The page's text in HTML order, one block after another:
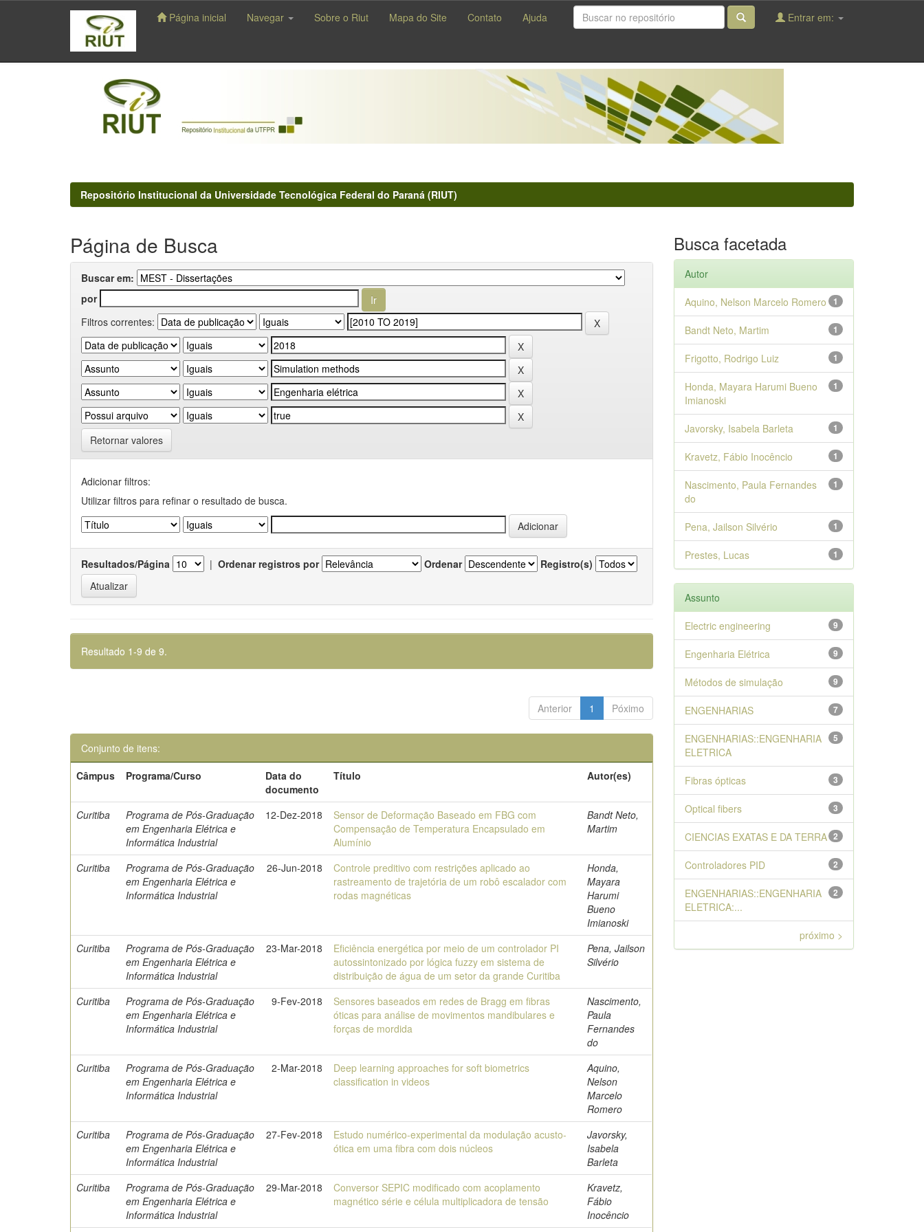
navigation
Página inicial Navegar Sobre o Riut Mapa do Site Contato Ajuda Entrar em:
Repositório Institucional da Universidade Tecnológica Federal do Paraná (RIUT)
Página de Busca
Buscar em:
por
Filtros correntes:
Retornar valores
Adicionar filtros:
Utilizar filtros para refinar o resultado de busca.
Resultados/Página | Ordenar registros por Ordenar Registro(s)
Resultado 1-9 de 9.
Anterior 1 Póximo
Conjunto de itens:
Câmpus
Programa/Curso
Data do
documento
Título Autor(es)
Curitiba
Programa de Pós-Graduação
em Engenharia Elétrica e
Informática Industrial
12-Dez-2018
Sensor de Deformação Baseado em FBG com
Compensação de Temperatura Encapsulado em
Alumínio
Bandt Neto,
Martim
Curitiba
Programa de Pós-Graduação
em Engenharia Elétrica e
Informática Industrial
26-Jun-2018
Controle preditivo com restrições aplicado ao
rastreamento de trajetória de um robô escalador com
rodas magnéticas
Honda,
Mayara
Harumi
Bueno
Imianoski
Curitiba
Programa de Pós-Graduação
em Engenharia Elétrica e
Informática Industrial
23-Mar-2018
Eficiência energética por meio de um controlador PI
autossintonizado por lógica fuzzy em sistema de
distribuição de água de um setor da grande Curitiba
Pena, Jailson
Silvério
Curitiba
Programa de Pós-Graduação
em Engenharia Elétrica e
Informática Industrial
9-Fev-2018
Sensores baseados em redes de Bragg em fibras
óticas para análise de movimentos mandibulares e
forças de mordida
Nascimento,
Paula
Fernandes
do
Curitiba
Programa de Pós-Graduação
em Engenharia Elétrica e
Informática Industrial
2-Mar-2018
Deep learning approaches for soft biometrics
classification in videos
Aquino,
Nelson
Marcelo
Romero
Curitiba
Programa de Pós-Graduação
em Engenharia Elétrica e
Informática Industrial
27-Fev-2018
Estudo numérico-experimental da modulação acusto-
ótica em uma fibra com dois núcleos
Javorsky,
Isabela
Barleta
Curitiba
Programa de Pós-Graduação
em Engenharia Elétrica e
Informática Industrial
29-Mar-2018
Conversor SEPIC modificado com acoplamento
magnético série e célula multiplicadora de tensão
Kravetz,
Fábio
Inocêncio
Busca facetada
Autor
1
Aquino, Nelson Marcelo Romero
1
Bandt Neto, Martim
1
Frigotto, Rodrigo Luiz
1
Honda, Mayara Harumi Bueno
Imianoski
1
Javorsky, Isabela Barleta
1
Kravetz, Fábio Inocêncio
1
Nascimento, Paula Fernandes
do
1
Pena, Jailson Silvério
1
Prestes, Lucas
Assunto
9
Electric engineering
9
Engenharia Elétrica
9
Métodos de simulação
7
ENGENHARIAS
5
ENGENHARIAS::ENGENHARIA
ELETRICA
3
Fibras ópticas
3
Optical fibers
2
CIENCIAS EXATAS E DA TERRA
2
Controladores PID
2
ENGENHARIAS::ENGENHARIA
ELETRICA:...
próximo >